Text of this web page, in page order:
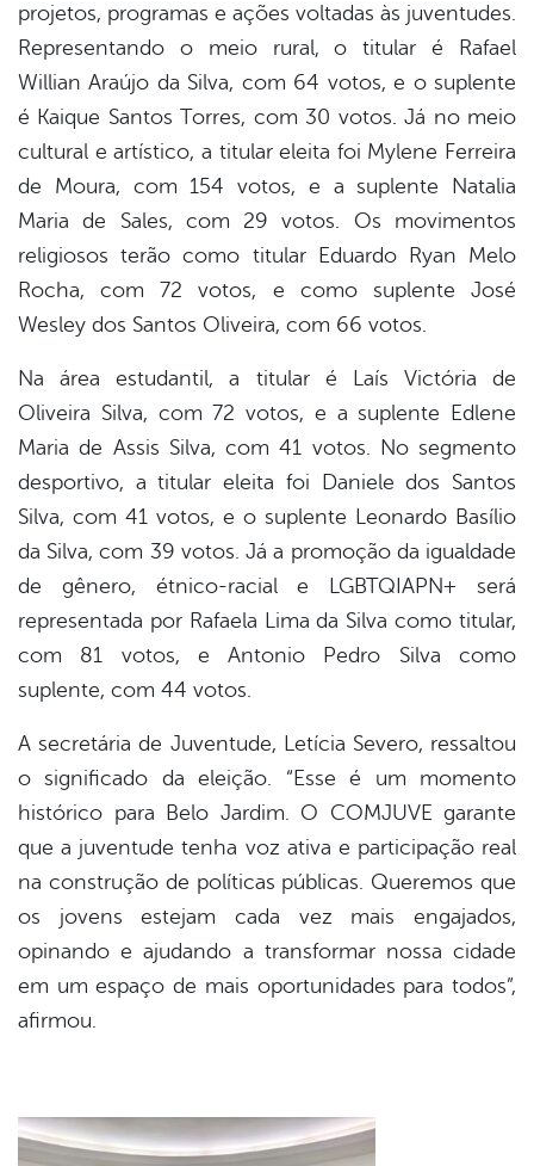
projetos, programas e ações voltadas às juventudes.
Representando o meio rural, o titular é Rafael
Willian Araújo da Silva, com 64 votos, e o suplente
é Kaique Santos Torres, com 30 votos. Já no meio
cultural e artístico, a titular eleita foi Mylene Ferreira
de Moura, com 154 votos, e a suplente Natalia
Maria de Sales, com 29 votos. Os movimentos
religiosos terão como titular Eduardo Ryan Melo
Rocha, com 72 votos, e como suplente José
Wesley dos Santos Oliveira, com 66 votos.
Na área estudantil, a titular é Laís Victória de
Oliveira Silva, com 72 votos, e a suplente Edlene
Maria de Assis Silva, com 41 votos. No segmento
desportivo, a titular eleita foi Daniele dos Santos
Silva, com 41 votos, e o suplente Leonardo Basílio
da Silva, com 39 votos. Já a promoção da igualdade
de gênero, étnico-racial e LGBTQIAPN+ será
representada por Rafaela Lima da Silva como titular,
com 81 votos, e Antonio Pedro Silva como
suplente, com 44 votos.
A secretária de Juventude, Letícia Severo, ressaltou
o significado da eleição. “Esse é um momento
histórico para Belo Jardim. O COMJUVE garante
que a juventude tenha voz ativa e participação real
na construção de políticas públicas. Queremos que
os jovens estejam cada vez mais engajados,
opinando e ajudando a transformar nossa cidade
em um espaço de mais oportunidades para todos”,
afirmou.